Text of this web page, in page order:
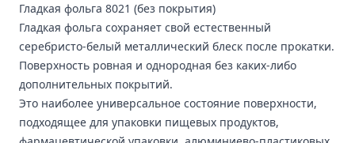
Гладкая фольга 8021 (без покрытия)
Гладкая фольга сохраняет свой естественный
серебристо-белый металлический блеск после прокатки.
Поверхность ровная и однородная без каких-либо
дополнительных покрытий.
Это наиболее универсальное состояние поверхности,
подходящее для упаковки пищевых продуктов,